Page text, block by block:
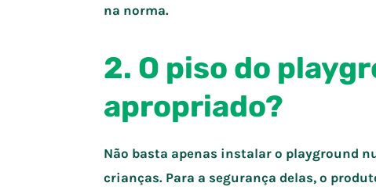
na norma.
2. O piso do
apropriado?
Não basta apenas instalar o playground
crianças. Para a segurança delas, o